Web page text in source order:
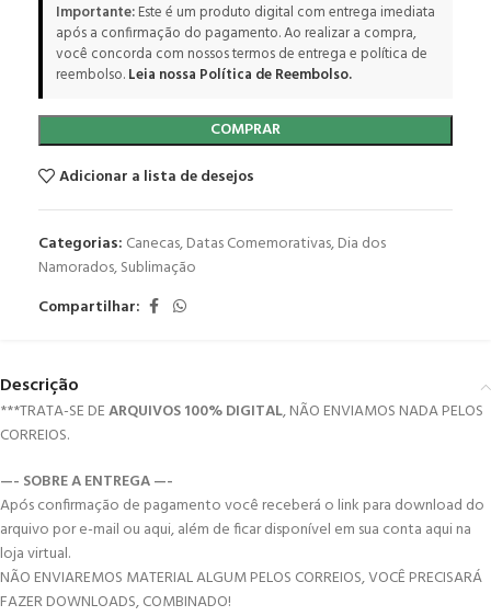
Importante:Este é um produto digital com entrega imediata
após a confirmação do pagamento. Ao realizar a compra,
você concorda com nossos termos de entrega e política de
reembolso.Leia nossa Política de Reembolso.
COMPRAR
Adicionar a lista de desejos
Categorias: Canecas,Datas Comemorativas,Dia dos
Namorados,Sublimação
Compartilhar:
Descrição
***TRATA-SE DEARQUIVOS 100% DIGITAL, NÃO ENVIAMOS NADA PELOS
CORREIOS.
—- SOBRE A ENTREGA —-
Após confirmação de pagamento você receberá o link para download do
arquivo por e-mail ou aqui, além de ficar disponível em sua conta aqui na
loja virtual.
NÃO ENVIAREMOS MATERIAL ALGUM PELOS CORREIOS, VOCÊ PRECISARÁ
FAZER DOWNLOADS, COMBINADO!